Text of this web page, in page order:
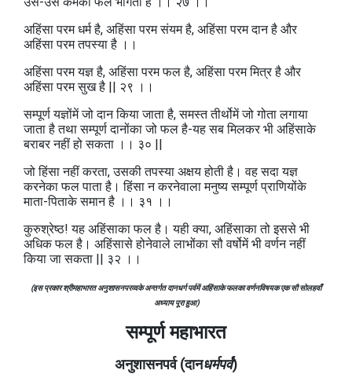
अहिंसा परम धर्म है, अहिंसा परम संयम है, अहिंसा परम दान है और
अहिंसा परम तपस्या है ।।
अहिंसा परम यज्ञ है, अहिंसा परम फल है, अहिंसा परम मित्र है और
अहिंसा परम सुख है || २९ ।।
सम्पूर्ण यज्ञोंमें जो दान किया जाता है, समस्त तीर्थोमें जो गोता लगाया
जाता है तथा सम्पूर्ण दानोंका जो फल है-यह सब मिलकर भी अहिंसाके
बराबर नहीं हो सकता ।। ३० ||
जो हिंसा नहीं करता, उसकी तपस्या अक्षय होती है। वह सदा यज्ञ
करनेका फल पाता है। हिंसा न करनेवाला मनुष्य सम्पूर्ण प्राणियोंके
माता-पिताके समान है ।। ३१ ।।
कुरुश्रेष्ठ! यह अहिंसाका फल है। यही क्या, अहिंसाका तो इससे भी
अधिक फल है। अहिंसासे होनेवाले लाभोंका सौ वर्षोमें भी वर्णन नहीं
किया जा सकता || ३२ ।।
(इस प्रकार श्रीमहाभारत अनुशासनपरव्वके अन्तर्गत दानधर्ग पर्वमें अहिंसाके फलका वर्णनविषयक एक सौ सोलहवाँ
अध्याय पूरा हुआ)
सम्पूर्ण महाभारत
अनुशासनपर्व (दानधर्मपर्व)